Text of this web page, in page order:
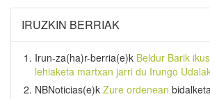
IRUZKIN BERRIAK
Irun-za(ha)r-berria(e)k Beldur Barik
lehiaketa martxan jarri du Irungo
NBNoticias(e)k Zure ordenean